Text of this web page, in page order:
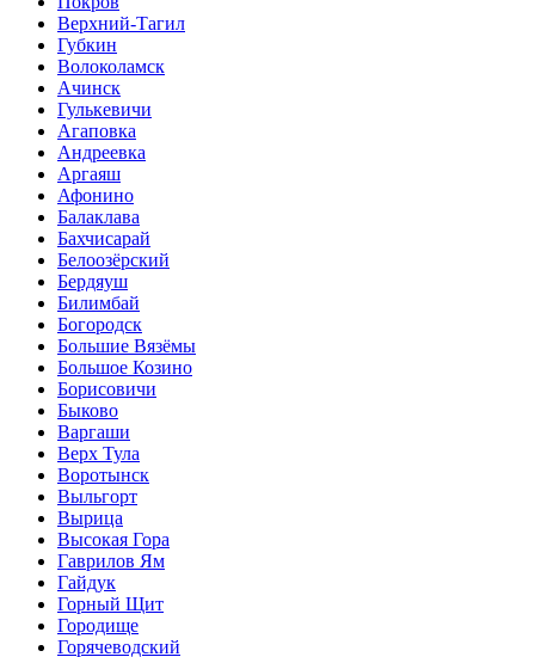
Верхний-Тагил
Губкин
Волоколамск
Ачинск
Гулькевичи
Агаповка
Андреевка
Аргаяш
Афонино
Балаклава
Бахчисарай
Белоозёрский
Бердяуш
Билимбай
Богородск
Большие Вязёмы
Большое Козино
Борисовичи
Быково
Варгаши
Верх Тула
Воротынск
Выльгорт
Вырица
Высокая Гора
Гаврилов Ям
Гайдук
Горный Щит
Городище
Горячеводский